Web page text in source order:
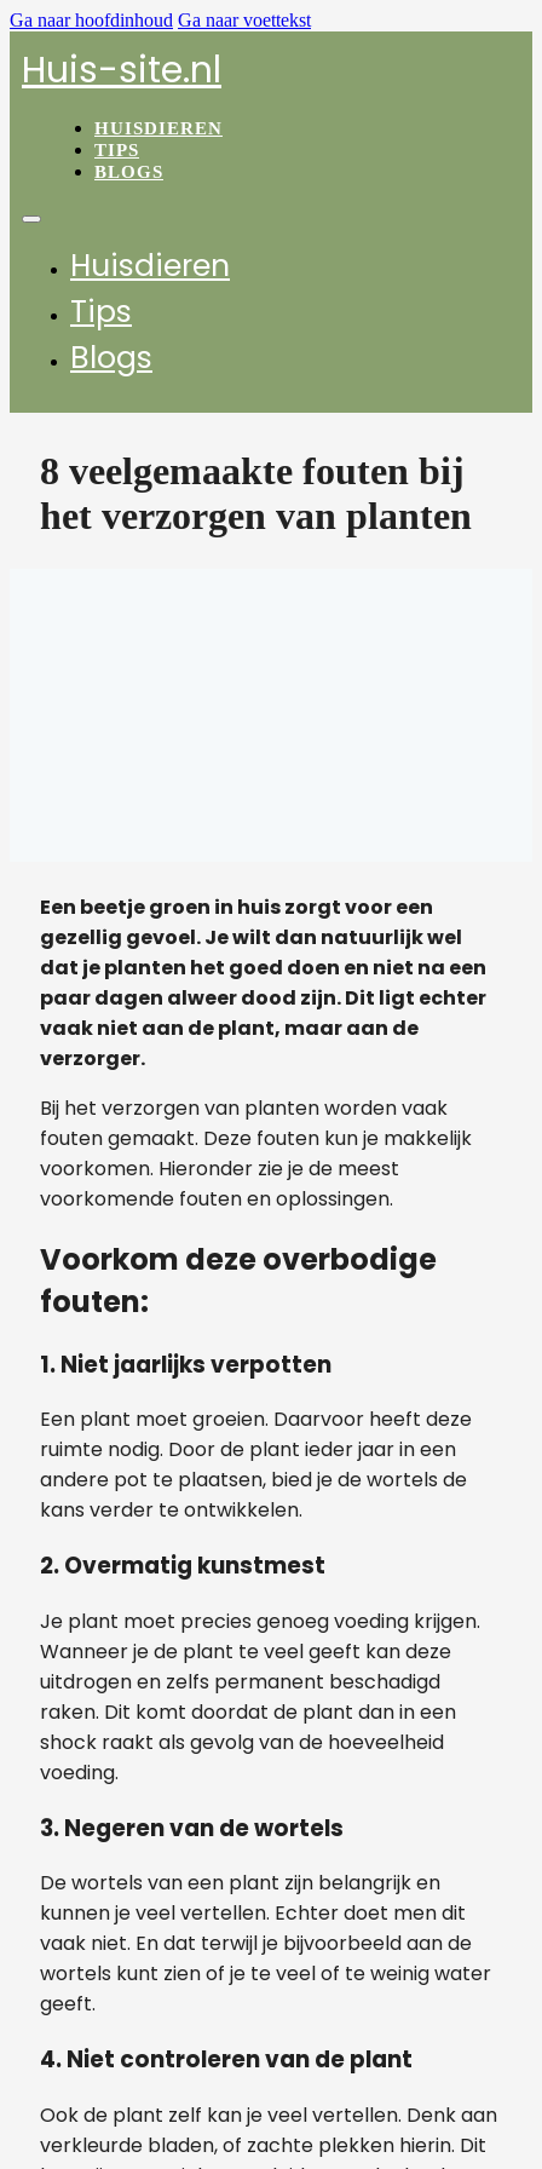
Ga naar hoofdinhoud Ga naar voettekst
Huis-site.nl
HUISDIEREN
TIPS
BLOGS
Huisdieren
Tips
Blogs
8 veelgemaakte fouten bij
het verzorgen van planten
Een beetje groen in huis zorgt voor een
gezellig gevoel. Je wilt dan natuurlijk wel
dat je planten het goed doen en niet na een
paar dagen alweer dood zijn. Dit ligt echter
vaak niet aan de plant, maar aan de
verzorger.
Bij het verzorgen van planten worden vaak
fouten gemaakt. Deze fouten kun je makkelijk
voorkomen. Hieronder zie je de meest
voorkomende fouten en oplossingen.
Voorkom deze overbodige
fouten:
1. Niet jaarlijks verpotten
Een plant moet groeien. Daarvoor heeft deze
ruimte nodig. Door de plant ieder jaar in een
andere pot te plaatsen, bied je de wortels de
kans verder te ontwikkelen.
2. Overmatig kunstmest
Je plant moet precies genoeg voeding krijgen.
Wanneer je de plant te veel geeft kan deze
uitdrogen en zelfs permanent beschadigd
raken. Dit komt doordat de plant dan in een
shock raakt als gevolg van de hoeveelheid
voeding.
3. Negeren van de wortels
De wortels van een plant zijn belangrijk en
kunnen je veel vertellen. Echter doet men dit
vaak niet. En dat terwijl je bijvoorbeeld aan de
wortels kunt zien of je te veel of te weinig water
geeft.
4. Niet controleren van de plant
Ook de plant zelf kan je veel vertellen. Denk aan
verkleurde bladen, of zachte plekken hierin. Dit